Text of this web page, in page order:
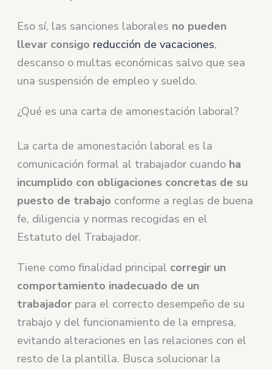
Eso sí, las sanciones laborales no pueden
llevar consigo reducción de vacaciones,
descanso o multas económicas salvo que sea
una suspensión de empleo y sueldo.
¿Qué es una carta de amonestación laboral?
La carta de amonestación laboral es la
comunicación formal al trabajador cuando ha
incumplido con obligaciones concretas de su
puesto de trabajo conforme a reglas de buena
fe, diligencia y normas recogidas en el
Estatuto del Trabajador.
Tiene como finalidad principal corregir un
comportamiento inadecuado de un
trabajador para el correcto desempeño de su
trabajo y del funcionamiento de la empresa,
evitando alteraciones en las relaciones con el
resto de la plantilla. Busca solucionar la